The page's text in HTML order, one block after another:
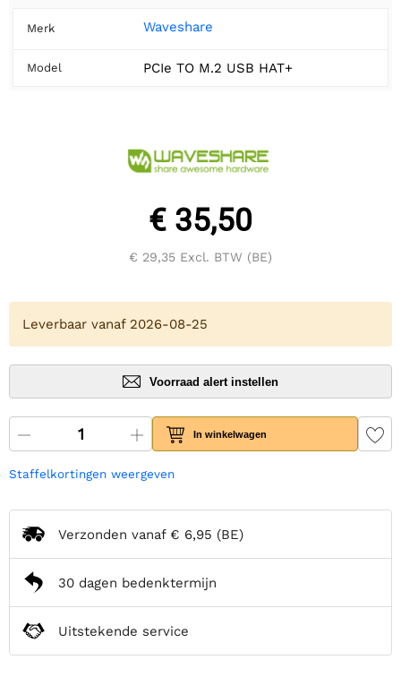
Merk Waveshare
Model PCIe TO M.2 USB HAT+
€ 35,50
€ 29,35 Excl. BTW (BE)
Leverbaar vanaf 2026-08-25
Voorraad alert instellen
In winkelwagen
Staffelkortingen weergeven
Verzonden vanaf € 6,95 (BE)
30 dagen bedenktermijn
Uitstekende service